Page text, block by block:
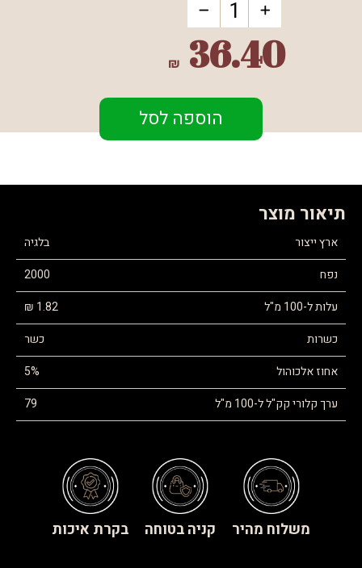
36.40
₪
הוספה לסל
תיאור מוצר
ארץ ייצור
בלגיה
נפח
2000
עלות ל-100 מ"ל
1.82 ₪
כשרות
כשר
אחוז אלכוהול
5%
ערך קלורי קק"ל ל-100 מ"ל
79
משלוח מהיר קניה בטוחה בקרת איכות